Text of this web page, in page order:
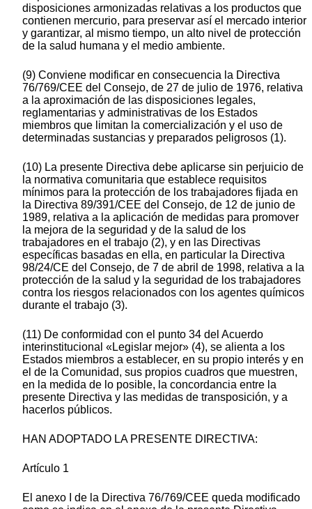
disposiciones armonizadas relativas a los productos que
contienen mercurio, para preservar así el mercado interior
y garantizar, al mismo tiempo, un alto nivel de protección
de la salud humana y el medio ambiente.
(9) Conviene modificar en consecuencia la Directiva
76/769/CEE del Consejo, de 27 de julio de 1976, relativa
a la aproximación de las disposiciones legales,
reglamentarias y administrativas de los Estados
miembros que limitan la comercialización y el uso de
determinadas sustancias y preparados peligrosos (1).
(10) La presente Directiva debe aplicarse sin perjuicio de
la normativa comunitaria que establece requisitos
mínimos para la protección de los trabajadores fijada en
la Directiva 89/391/CEE del Consejo, de 12 de junio de
1989, relativa a la aplicación de medidas para promover
la mejora de la seguridad y de la salud de los
trabajadores en el trabajo (2), y en las Directivas
específicas basadas en ella, en particular la Directiva
98/24/CE del Consejo, de 7 de abril de 1998, relativa a la
protección de la salud y la seguridad de los trabajadores
contra los riesgos relacionados con los agentes químicos
durante el trabajo (3).
(11) De conformidad con el punto 34 del Acuerdo
interinstitucional «Legislar mejor» (4), se alienta a los
Estados miembros a establecer, en su propio interés y en
el de la Comunidad, sus propios cuadros que muestren,
en la medida de lo posible, la concordancia entre la
presente Directiva y las medidas de transposición, y a
hacerlos públicos.
HAN ADOPTADO LA PRESENTE DIRECTIVA:
Artículo 1
El anexo I de la Directiva 76/769/CEE queda modificado